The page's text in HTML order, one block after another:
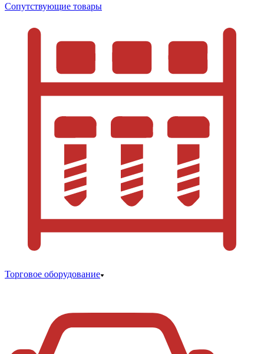
Сопутствующие товары
Торговое оборудование